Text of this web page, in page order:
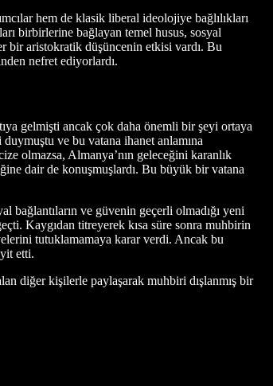
hem de klasik liberal ideolojiye bağlılıkları
birbirlerine bağlayan temel husus, sosyal
bir aristokratik düşüncenin etkisi vardı. Bu
nefret ediyorlardı.
gelmişti ancak çok daha önemli bir şeyi ortaya
ve bu vatana ihanet anlamına
olmazsa, Almanya’nın geleceğini karanlık
dair de konuşmuşlardı. Bu büyük bir vatana
ve güvenin geçerli olmadığı yeni
Kaygıdan titreyerek kısa süre sonra muhbirin
tutuklamamaya karar verdi. Ancak bu
etti.
diğer kişilerle paylaşarak muhbiri dışlanmış bir